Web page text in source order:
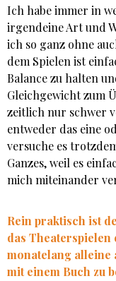
Ich habe immer in
irgendeine Art und
ich so ganz ohne
dem Spielen ist
Balance zu halten
Gleichgewicht zum
zeitlich nur schwer
entweder das eine
versuche es
Ganzes, weil es
mich miteinander
Rein praktisch ist
das Theaterspielen
monatelang alleine
mit einem Buch zu